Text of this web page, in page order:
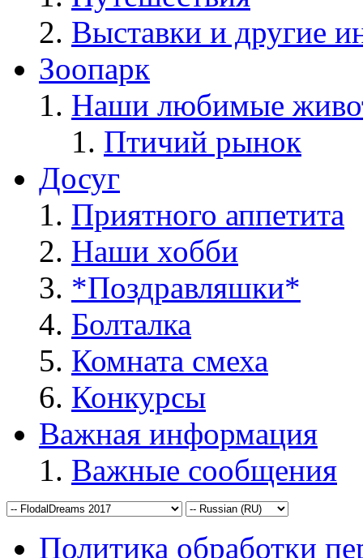
Выставки и другие
Зоопарк
Наши любимые
Птичий рынок
Досуг
Приятного аппетита
Наши хобби
*Поздравляшки*
Болталка
Комната смеха
Конкурсы
Важная информация
Важные сообщения
Политика обработки